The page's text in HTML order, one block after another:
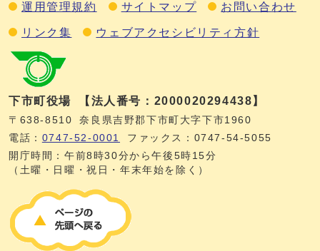
運用管理規約 サイトマップ お問い合わせ
リンク集 ウェブアクセシビリティ方針
下市町役場 【法人番号：2000020294438】
〒638-8510
奈良県吉野郡下市町大字下市1960
電話： 0747‐52‐0001
ファックス：0747‐54‐5055
開庁時間：午前8時30分から午後5時15分
（土曜・日曜・祝日・年末年始を除く）